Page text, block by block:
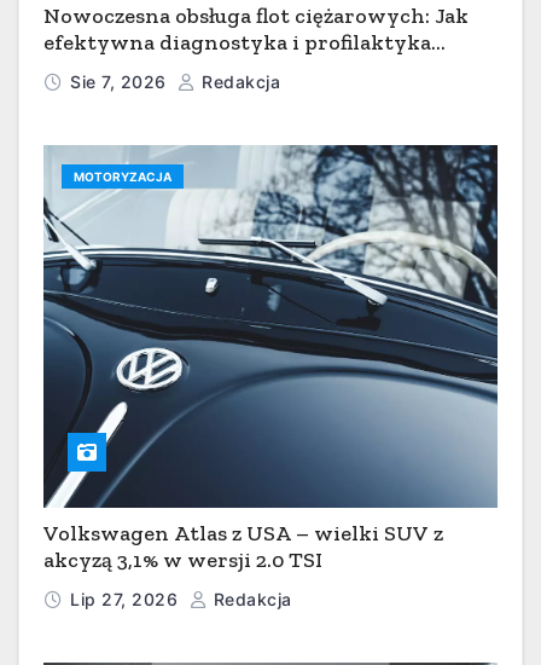
Nowoczesna obsługa flot ciężarowych: Jak
efektywna diagnostyka i profilaktyka
serwisowa minimalizują przestoje w
transporcie
Sie 7, 2026 Redakcja
MOTORYZACJA
Volkswagen Atlas z USA – wielki SUV z
akcyzą 3,1% w wersji 2.0 TSI
Lip 27, 2026 Redakcja